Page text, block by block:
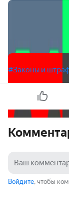
#Законы и
Войдите, чтобы